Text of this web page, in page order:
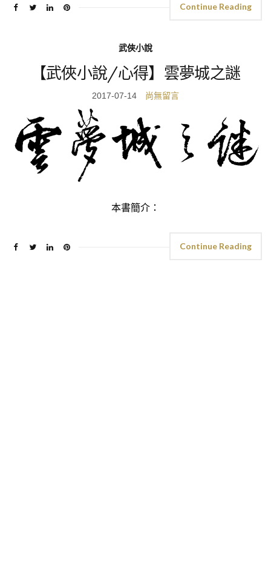
Continue Reading
武俠小說
【武俠小說/心得】雲夢城之謎
2017-07-14 尚無留言
本書簡介：
Continue Reading